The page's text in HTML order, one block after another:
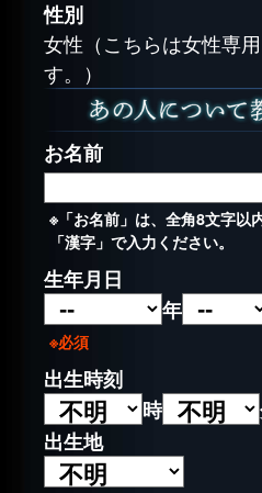
性別
女性（こちらは女性専
す。）
お名前
※「お名前」は、全角8文字以
「漢字」で入力ください。
生年月日
年
※必須
出生時刻
時
出生地